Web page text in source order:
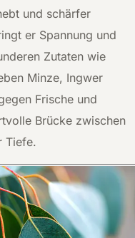
und schärfer
er Spannung und
Zutaten wie
Minze, Ingwer
Frische und
Brücke zwischen
Tiefe.